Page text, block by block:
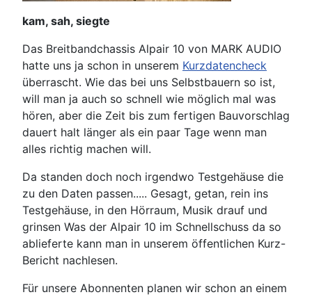
kam, sah, siegte
Das Breitbandchassis Alpair 10 von MARK AUDIO
hatte uns ja schon in unserem Kurzdatencheck
überrascht. Wie das bei uns Selbstbauern so ist,
will man ja auch so schnell wie möglich mal was
hören, aber die Zeit bis zum fertigen Bauvorschlag
dauert halt länger als ein paar Tage wenn man
alles richtig machen will.
Da standen doch noch irgendwo Testgehäuse die
zu den Daten passen..... Gesagt, getan, rein ins
Testgehäuse, in den Hörraum, Musik drauf und
grinsen Was der Alpair 10 im Schnellschuss da so
ablieferte kann man in unserem öffentlichen Kurz-
Bericht nachlesen.
Für unsere Abonnenten planen wir schon an einem